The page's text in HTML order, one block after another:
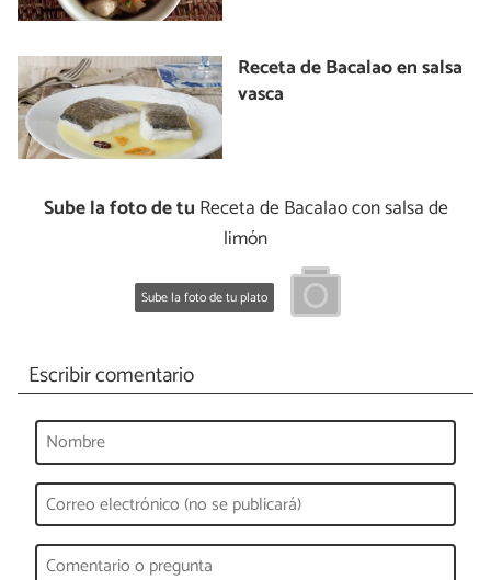
Receta de Bacalao en salsa
vasca
Sube la foto de tu Receta de Bacalao con salsa de
limón
Sube la foto de tu plato
Escribir comentario